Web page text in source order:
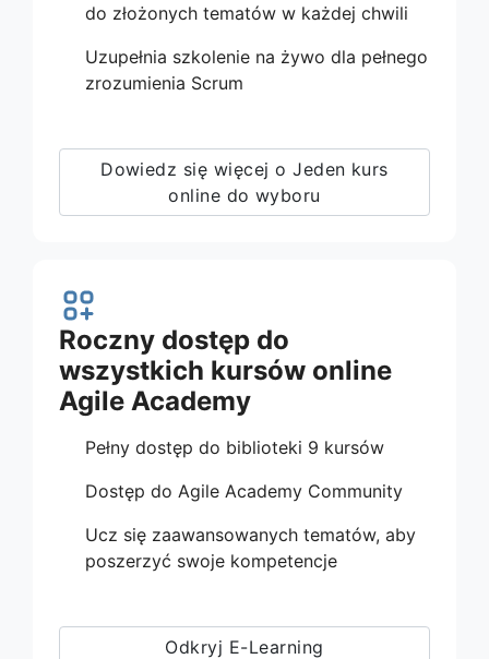
do złożonych tematów w każdej chwili
Uzupełnia szkolenie na żywo dla pełnego
zrozumienia Scrum
Dowiedz się więcej o Jeden kurs
online do wyboru
Roczny dostęp do
wszystkich kursów online
Agile Academy
Pełny dostęp do biblioteki 9 kursów
Dostęp do Agile Academy Community
Ucz się zaawansowanych tematów, aby
poszerzyć swoje kompetencje
Odkryj E-Learning